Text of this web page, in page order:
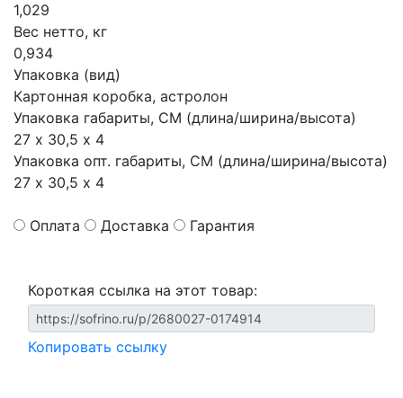
1,029
Вес нетто, кг
0,934
Упаковка (вид)
Картонная коробка, астролон
Упаковка габариты, СМ (длина/ширина/высота)
27 х 30,5 х 4
Упаковка опт. габариты, СМ (длина/ширина/высота)
27 х 30,5 х 4
Оплата Доставка Гарантия
Короткая ссылка на этот товар:
Копировать ссылку